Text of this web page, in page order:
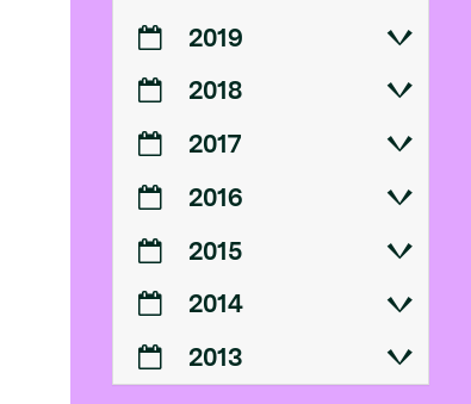
2019
2018
2017
2016
2015
2014
2013